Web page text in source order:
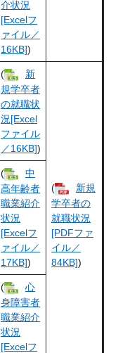
介状況
[Excelフ
ァイル／
16KB])
(
新
規学卒者
の就職状
況[Excel
ファイル
／16KB])
(
新規
学卒者の
就職状況
[PDFファ
イル／
84KB])
(
中
高年齢者
職業紹介
状況
[Excelフ
ァイル／
17KB])
(
心
身障害者
職業紹介
状況
[Excelフ